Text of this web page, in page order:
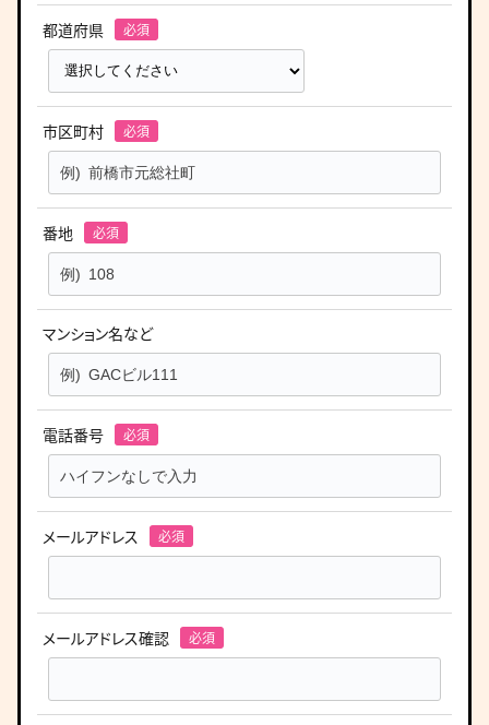
都道府県
市区町村
番地
マンション名など
電話番号
メールアドレス
メールアドレス確認